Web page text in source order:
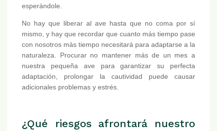
esperándole.
No hay que liberar al ave hasta que no coma por sí
mismo, y hay que recordar que cuanto más tiempo pase
con nosotros más tiempo necesitará para adaptarse a la
naturaleza. Procurar no mantener más de un mes a
nuestra pequeña ave para garantizar su perfecta
adaptación, prolongar la cautividad puede causar
adicionales problemas y estrés.
¿Qué riesgos afrontará nuestro